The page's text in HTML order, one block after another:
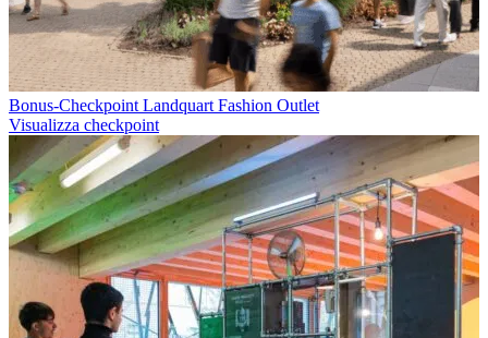
Bonus-Checkpoint Landquart Fashion Outlet
Visualizza checkpoint